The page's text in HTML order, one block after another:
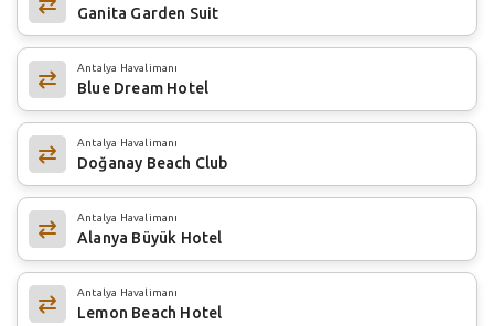
Ganita Garden Suit
Antalya Havalimanı
Blue Dream Hotel
Antalya Havalimanı
Doğanay Beach Club
Antalya Havalimanı
Alanya Büyük Hotel
Antalya Havalimanı
Lemon Beach Hotel